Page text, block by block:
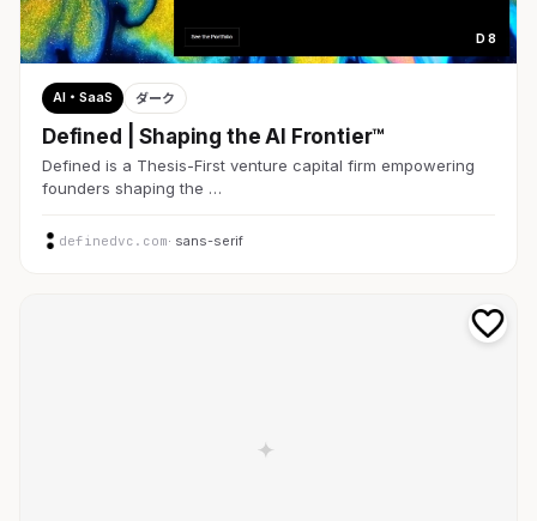
D 8
AI・SaaS ダーク
Defined | Shaping the AI Frontier™
Defined is a Thesis-First venture capital firm empowering
founders shaping the …
definedvc.com· sans-serif